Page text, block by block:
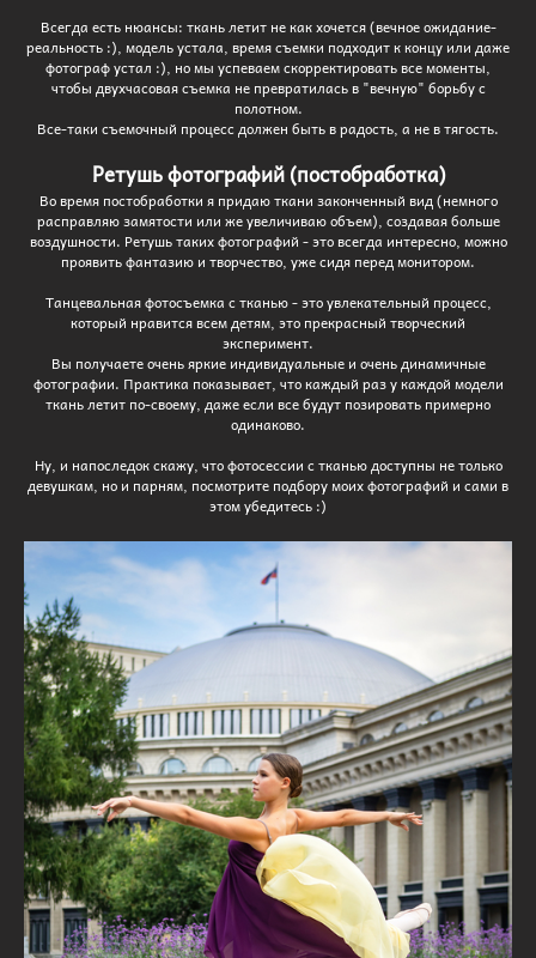
Всегда есть нюансы: ткань летит не как хочется (вечное ожидание-
реальность :), модель устала, время съемки подходит к концу или даже
фотограф устал :), но мы успеваем скорректировать все моменты,
чтобы двухчасовая съемка не превратилась в "вечную" борьбу с
полотном.
Все-таки съемочный процесс должен быть в радость, а не в тягость.
Ретушь фотографий (постобработка)
Во время постобработки я придаю ткани законченный вид (немного
расправляю замятости или же увеличиваю объем), создавая больше
воздушности. Ретушь таких фотографий - это всегда интересно, можно
проявить фантазию и творчество, уже сидя перед монитором.
Танцевальная фотосъемка с тканью - это увлекательный процесс,
который нравится всем детям, это прекрасный творческий
эксперимент.
Вы получаете очень яркие индивидуальные и очень динамичные
фотографии. Практика показывает, что каждый раз у каждой модели
ткань летит по-своему, даже если все будут позировать примерно
одинаково.
Ну, и напоследок скажу, что фотосессии с тканью доступны не только
девушкам, но и парням, посмотрите подбору моих фотографий и сами в
этом убедитесь :)